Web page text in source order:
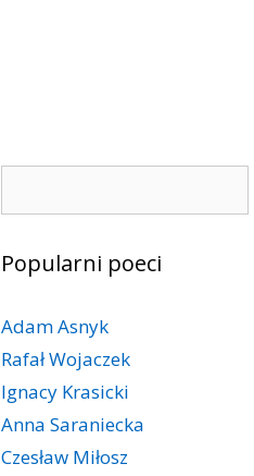
Popularni poeci
Adam Asnyk
Rafał Wojaczek
Ignacy Krasicki
Anna Saraniecka
Czesław Miłosz